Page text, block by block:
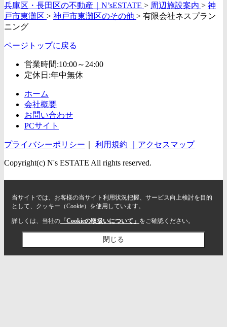
兵庫区・長田区の不動産｜N’sESTATE > 周辺施設案内 > 神
戸市東灘区 > 神戸市東灘区のその他 > 有限会社ネスプラン
ニング
ページトップに戻る
営業時間:10:00～24:00
定休日:年中無休
ホーム
会社概要
お問い合わせ
PCサイト
プライバシーポリシー 利用規約 ｜アクセスマップ
Copyright(c) N's ESTATE All rights reserved.
当サイトでは、お客様の当サイト利用状況把握、サービス向上検討を目的
として、クッキー（Cookie）を使用しています。
詳しくは、当社の 「Cookieの取扱いについて」 をご確認ください。
閉じる